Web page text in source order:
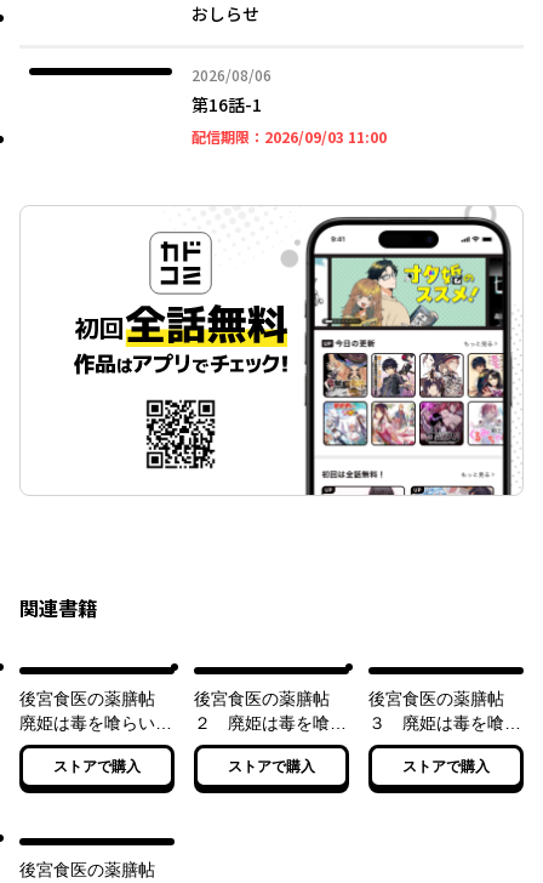
おしらせ
2026/08/06
2026年08月06日
第16話-1
配信期限： 2026/09/03 11:002026年09月03日 11時
関連書籍
後宮食医の薬膳帖
廃姫は毒を喰らいて
薬となす
ストアで購入
後宮食医の薬膳帖
２ 廃姫は毒を喰ら
いて薬となす
ストアで購入
後宮食医の薬膳帖
３ 廃姫は毒を喰ら
いて薬となす
ストアで購入
後宮食医の薬膳帖